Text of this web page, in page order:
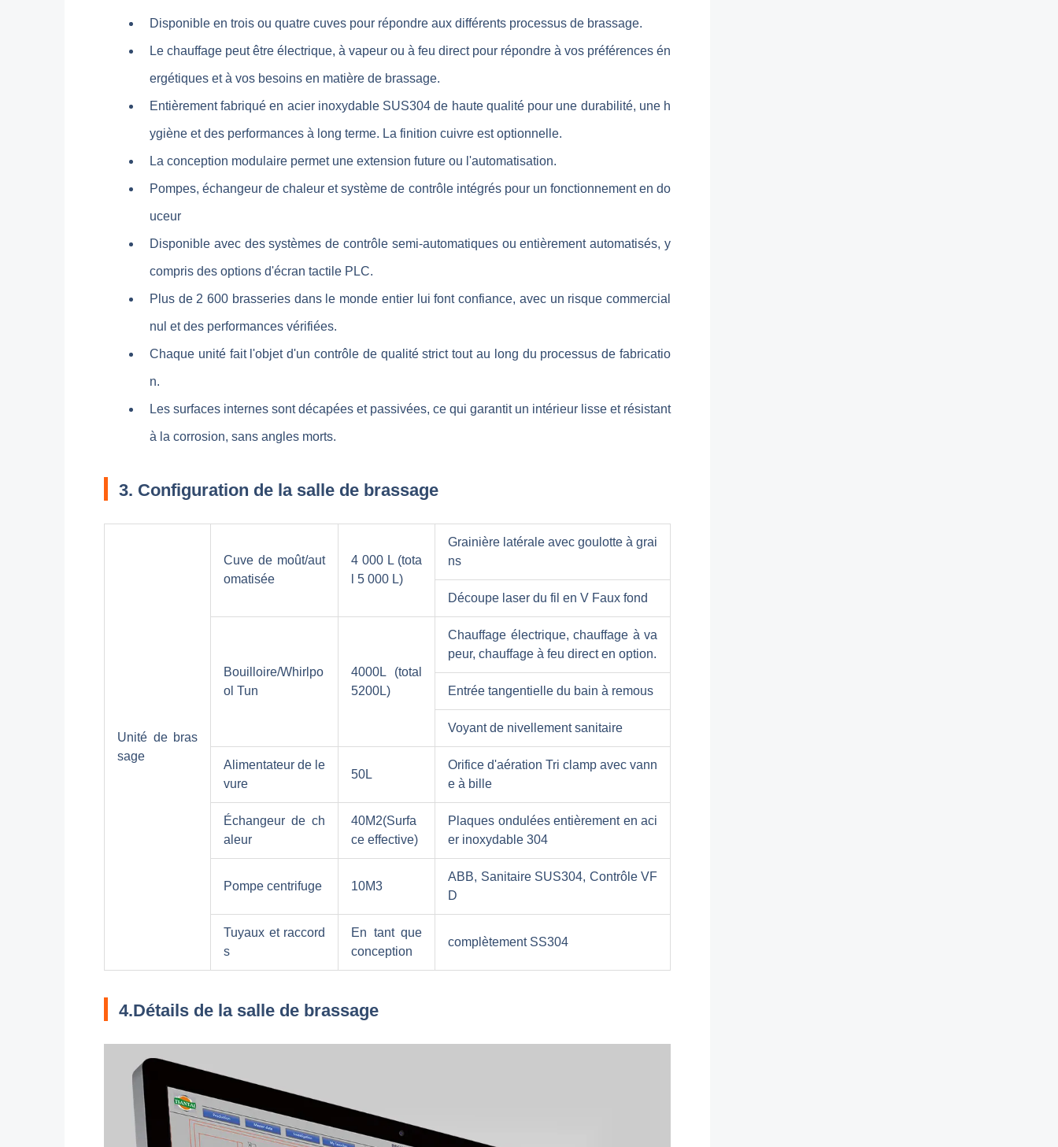
Disponible en trois ou quatre cuves pour répondre aux différents processus de brassage.
Le chauffage peut être électrique, à vapeur ou à feu direct pour répondre à vos préférences én
ergétiques et à vos besoins en matière de brassage.
Entièrement fabriqué en acier inoxydable SUS304 de haute qualité pour une durabilité, une h
ygiène et des performances à long terme. La finition cuivre est optionnelle.
La conception modulaire permet une extension future ou l'automatisation.
Pompes, échangeur de chaleur et système de contrôle intégrés pour un fonctionnement en do
uceur
Disponible avec des systèmes de contrôle semi-automatiques ou entièrement automatisés, y
compris des options d'écran tactile PLC.
Plus de 2 600 brasseries dans le monde entier lui font confiance, avec un risque commercial
nul et des performances vérifiées.
Chaque unité fait l'objet d'un contrôle de qualité strict tout au long du processus de fabricatio
n.
Les surfaces internes sont décapées et passivées, ce qui garantit un intérieur lisse et résistant
à la corrosion, sans angles morts.
3. Configuration de la salle de brassage
Unité de bras
sage
Cuve de moût/aut
omatisée
4 000 L (tota
l 5 000 L)
Grainière latérale avec goulotte à grai
ns
Découpe laser du fil en V Faux fond
Bouilloire/Whirlpo
ol Tun
4000L (total
5200L)
Chauffage électrique, chauffage à va
peur, chauffage à feu direct en option.
Entrée tangentielle du bain à remous
Voyant de nivellement sanitaire
Alimentateur de le
vure
50L
Orifice d'aération Tri clamp avec vann
e à bille
Échangeur de ch
aleur
40M2(Surfa
ce effective)
Plaques ondulées entièrement en aci
er inoxydable 304
Pompe centrifuge 10M3
ABB, Sanitaire SUS304, Contrôle VF
D
Tuyaux et raccord
s
En tant que
conception
complètement SS304
4.Détails de la salle de brassage